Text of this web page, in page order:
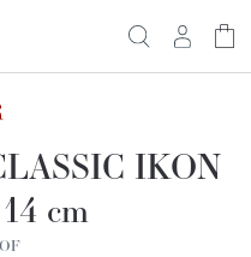
IKON
cm